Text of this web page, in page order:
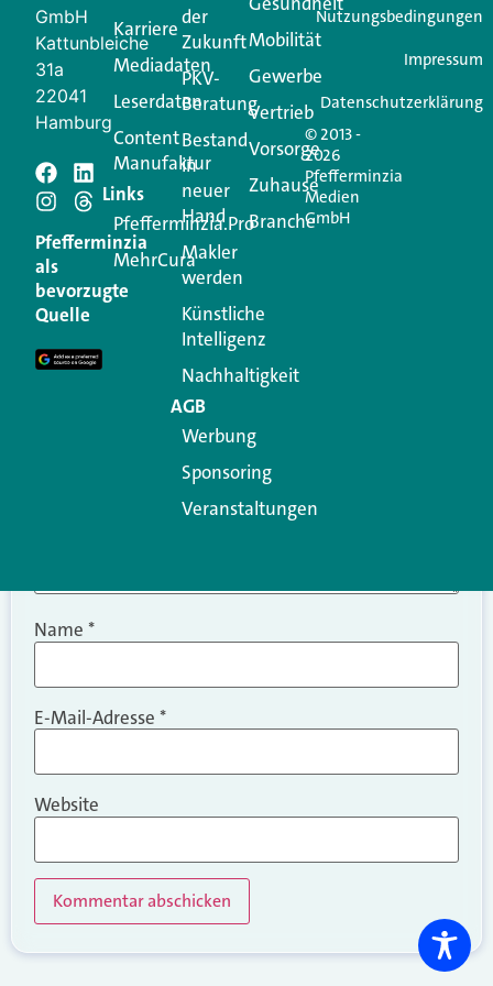
Jetzt anmelden
Schreiben Sie einen
Kommentar
Ihre E-Mail-Adresse wird nicht veröffentlicht.
Erforderliche Felder sind mit
Kommentar
Name *
E-Mail-Adresse *
Website
Alternative:
GmbH
Kattunbleiche
31a
22041
Hamburg
Pfefferminzia
als
bevorzugte
Quelle
Karriere
Mediadaten
Leserdaten
Content
Manufaktur
Links
Pfefferminzia.Pro
MehrCura
der
Zukunft
PKV-
Beratung
Bestand
in
neuer
Hand
Makler
werden
Künstliche
Intelligenz
Nachhaltigkeit
AGB
Werbung
Sponsoring
Veranstaltungen
Mobilität
Gewerbe
Vertrieb
Vorsorge
Zuhause
Branche
© 2013 -
2026
Pfefferminzia
Medien
GmbH
Nutzungsbedingungen
Impressum
Datenschutzerklärung